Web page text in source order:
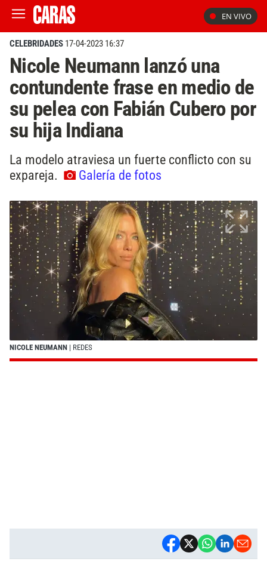
EN VIVO
CELEBRIDADES 17-04-2023 16:37
Nicole Neumann lanzó una
contundente frase en medio de
su pelea con Fabián Cubero por
su hija Indiana
La modelo atraviesa un fuerte conflicto con su
expareja.
Galería de fotos
NICOLE NEUMANN | REDES